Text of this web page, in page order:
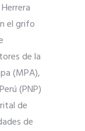
el grifo
de la
(MPA),
(PNP)
de
de